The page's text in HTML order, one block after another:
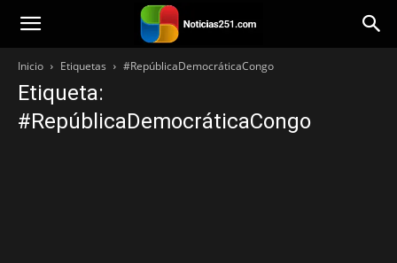
Noticias251
Inicio Etiquetas #RepúblicaDemocráticaCongo
Etiqueta:
#RepúblicaDemocráticaCongo